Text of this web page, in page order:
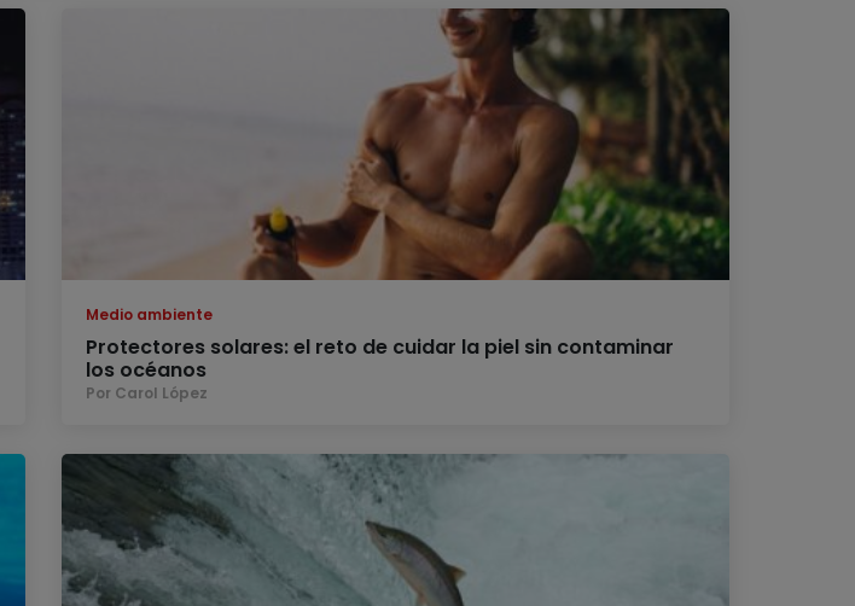
Medio ambiente
Protectores solares: el reto de cuidar la piel sin contaminar
los océanos
Por Carol López